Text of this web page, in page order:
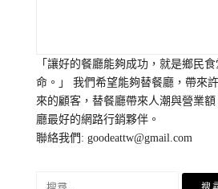
「讓好的餐廳能夠成功，就是鄉民
命。」 我們希望能夠替餐廳，帶來
來的顧客，替餐廳帶來人潮與營業
廳最好的網路行銷夥伴。
聯絡我們:goodeattw@gmail.com